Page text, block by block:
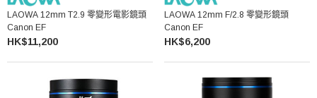
LAOWA 12mm T2.9 零變形電影鏡頭
Canon EF
HK$11,200
LAOWA 12mm F/2.8 零變形鏡頭
Canon EF
HK$6,200